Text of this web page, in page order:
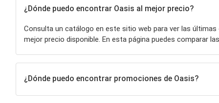
¿Dónde puedo encontrar Oasis al mejor precio?
Consulta un catálogo en este sitio web para ver las
mejor precio disponible. En esta página puedes comparar
¿Dónde puedo encontrar promociones de Oasis?